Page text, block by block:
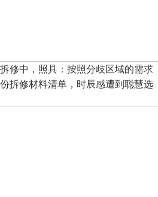
修中，照具：按照分歧区域的需求
拆修材料清单，时辰感遭到聪慧选